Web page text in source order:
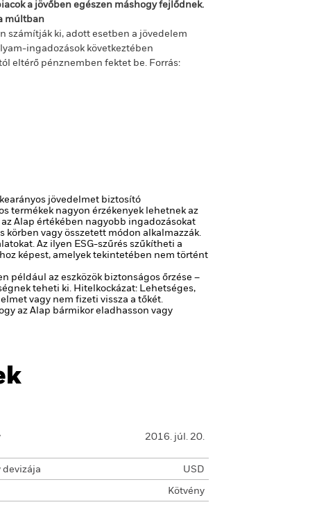
a jövőben egészen máshogy fejlődnek.
múltban
számítják ki, adott esetben a jövedelem
ingadozások következtében
eltérő pénznemben fektet be. Forrás:
jövedelmet biztosító
termékek nagyon érzékenyek lehetnek az
Alap értékében nagyobb ingadozásokat
körben vagy összetett módon alkalmazzák.
Az ilyen ESG-szűrés szűkítheti a
képest, amelyek tekintetében nem történt
például az eszközök biztonságos őrzése –
teheti ki. Hitelkockázat: Lehetséges,
vagy nem fizeti vissza a tőkét.
az Alap bármikor eladhasson vagy
2016. júl. 20.
devizája USD
Kötvény